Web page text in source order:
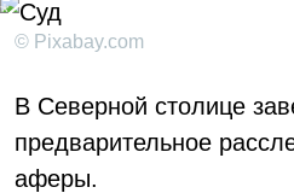
© Pixabay.com
В Северной столице
предварительное
аферы.